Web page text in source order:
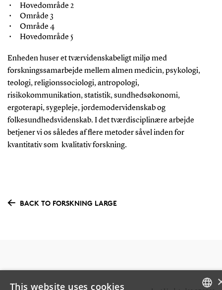
Hovedområde 2
Område 3
Område 4
Hovedområde 5
Enheden huser et tværvidenskabeligt miljø med
forskningssamarbejde mellem almen medicin, psykologi,
teologi, religionssociologi, antropologi,
risikokommunikation, statistik, sundhedsøkonomi,
ergoterapi, sygepleje, jordemodervidenskab og
folkesundhedsvidenskab. I det tværdisciplinære arbejde
betjener vi os således af flere metoder såvel inden for
kvantitativ som kvalitativ forskning.
BACK TO FORSKNING LARGE
This website uses cookies